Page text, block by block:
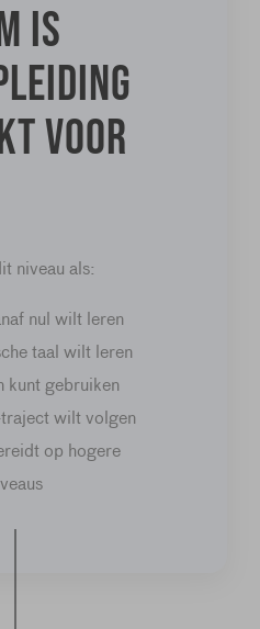
is
voor
niveau als:
nul wilt leren
taal wilt leren
kunt gebruiken
wilt volgen
op hogere